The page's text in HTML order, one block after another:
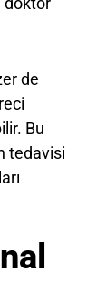
de
Bu
tedavisi